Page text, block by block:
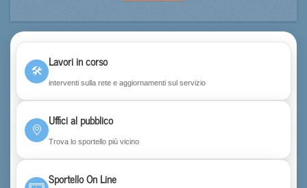
🛠
Lavori in corso
interventi sulla rete e aggiornamenti sul servizio
Uffici al pubblico
Trova lo sportello più vicino
Sportello On Line